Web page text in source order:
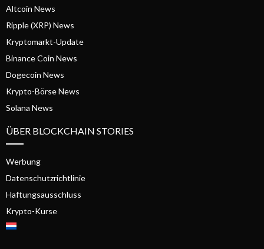
Altcoin News
Ripple (XRP) News
Kryptomarkt-Update
Binance Coin News
Dogecoin News
Krypto-Börse News
Solana News
ÜBER BLOCKCHAIN STORIES
Werbung
Datenschutzrichtlinie
Haftungsausschluss
Krypto-Kurse